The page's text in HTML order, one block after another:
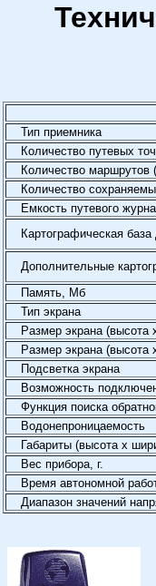
Тип приемника
Количество путевых
Количество маршрутов
Количество
Емкость путевого
Картографическая
Дополнительные
Память, Мб
Тип экрана
Размер экрана (высота
Размер экрана (высота
Подсветка экрана
Возможность
Функция поиска
Водонепроницаемость
Габариты (высота х
Вес прибора, г.
Время автономной
Диапазон значений